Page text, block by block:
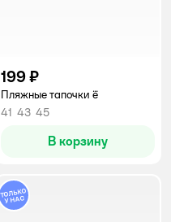
199 ₽
Пляжные тапочки ё
41 43 45
В корзину